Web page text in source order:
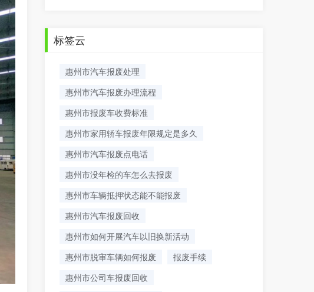
标签云
​惠州市汽车报废处理
惠州市汽车报废办理流程
惠州市报废车收费标准
惠州市家用轿车报废年限规定是多久
惠州市汽车报废点电话
惠州市没年检的车怎么去报废
惠州市车辆抵押状态能不能报废
惠州市汽车报废回收
惠州市如何开展汽车以旧换新活动
惠州市脱审车辆如何报废
报废手续
惠州市公司车报废回收